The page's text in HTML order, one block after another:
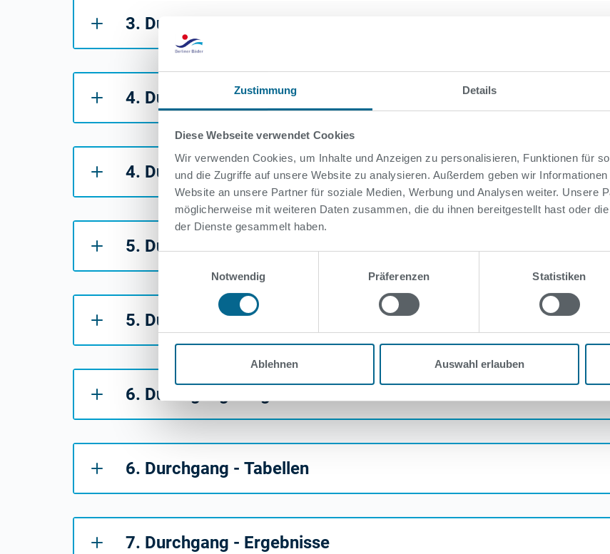
Zustimmung Details
Diese Webseite verwendet Cookies
Wir verwenden Cookies, um Inhalte und Anzeigen zu personalisieren, Funktionen für
und die Zugriffe auf unsere Website zu analysieren. Außerdem geben wir
Website an unsere Partner für soziale Medien, Werbung und Analysen weiter. Unsere
möglicherweise mit weiteren Daten zusammen, die du ihnen bereitgestellt hast oder
der Dienste gesammelt haben.
Notwendig
Präferenzen Statistiken
Ablehnen Auswahl erlauben
3. Durchgang - Tabellen
4. Durchgang - Ergebnisse
4. Durchgang - Tabellen
5. Durchgang - Ergebnisse
5. Durchgang - Tabellen
6. Durchgang - Ergebnisse
6. Durchgang - Tabellen
7. Durchgang - Ergebnisse